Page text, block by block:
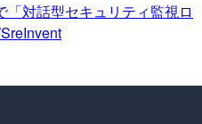
対話型セキュリティ監視ロ